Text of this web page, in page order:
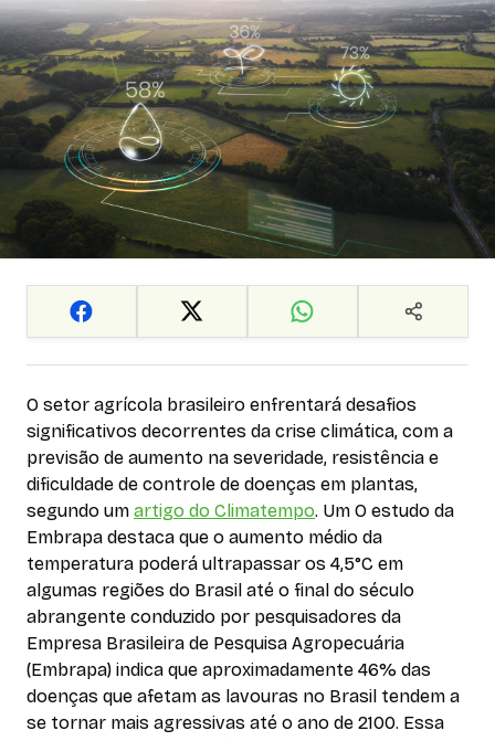
O setor agrícola brasileiro enfrentará desafios
significativos decorrentes da crise climática, com a
previsão de aumento na severidade, resistência e
dificuldade de controle de doenças em plantas,
segundo um artigo do Climatempo. Um O estudo da
Embrapa destaca que o aumento médio da
temperatura poderá ultrapassar os 4,5°C em
algumas regiões do Brasil até o final do século
abrangente conduzido por pesquisadores da
Empresa Brasileira de Pesquisa Agropecuária
(Embrapa) indica que aproximadamente 46% das
doenças que afetam as lavouras no Brasil tendem a
se tornar mais agressivas até o ano de 2100. Essa